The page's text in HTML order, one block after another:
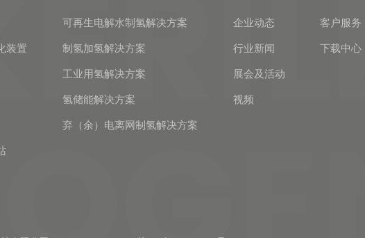
后的调试工程（或技术指导、监督）。
装置
可再生电解水制氢解决方案
制氢加氢解决方案
工业用氢解决方案
氢储能解决方案
弃（余）电离网制氢解决方案
企业动态
行业新闻
展会及活动
视频
客户服务
下载中心